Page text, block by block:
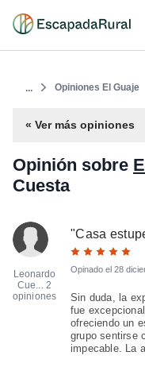
... Opiniones El Guaje
« Ver más opiniones
Opinión sobre
Cuesta
Leonardo
Cue... 2
opiniones
"Casa
Opinado el 28
Sin duda, la
fue
ofreciendo un
grupo sentirse
impecable. La